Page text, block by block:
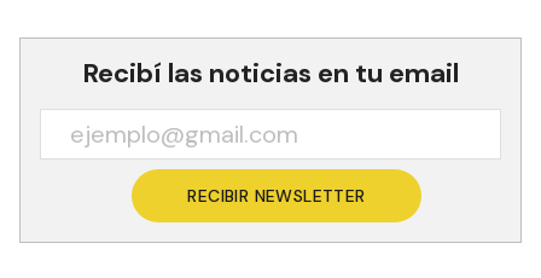
Recibí las noticias en tu email
RECIBIR NEWSLETTER